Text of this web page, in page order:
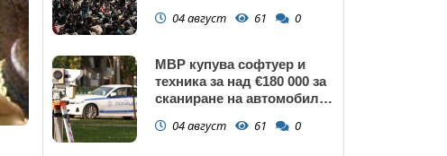
04 август 61 0
МВР купува софтуер и
техника за над €180 000 за
сканиране на автомобили
04 август 61 0